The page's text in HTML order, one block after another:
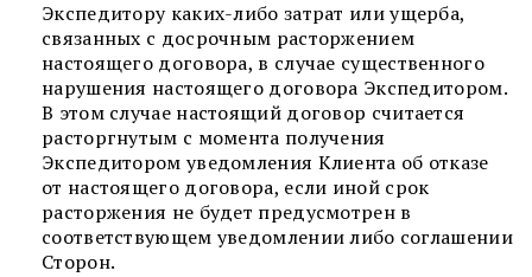
Экспедитору каких-либо затрат или ущерба,
связанных с досрочным расторжением
настоящего договора, в случае существенного
нарушения настоящего договора Экспедитором.
В этом случае настоящий договор считается
расторгнутым с момента получения
Экспедитором уведомления Клиента об отказе
от настоящего договора, если иной срок
расторжения не будет предусмотрен в
соответствующем уведомлении либо соглашении
Сторон.